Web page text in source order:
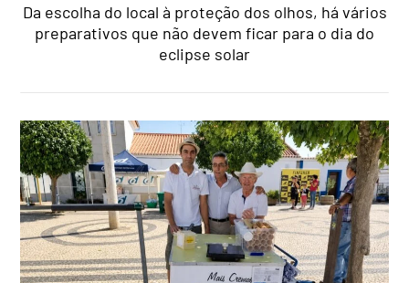
Da escolha do local à proteção dos olhos, há vários
preparativos que não devem ficar para o dia do
eclipse solar